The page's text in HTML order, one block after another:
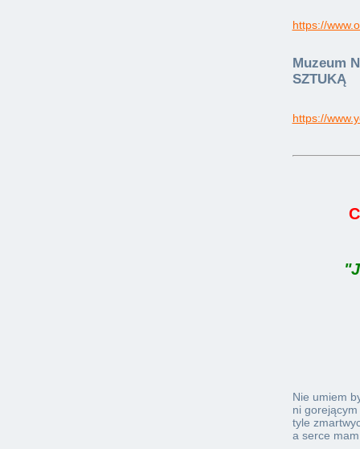
https://
Muzeum
SZTUKĄ
https://
Nie umiem
ni
tyle
a serce